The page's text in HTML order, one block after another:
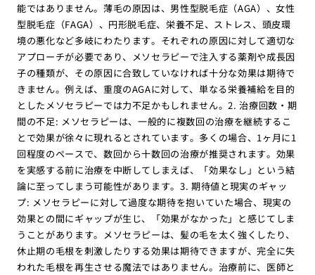
能ではありません。薄毛の原因は、男性型脱毛症（AGA）、女性
型脱毛症（FAGA）、円形脱毛症、栄養不足、ストレス、頭皮環
境の悪化など多岐にわたります。それぞれの原因に対して適切な
アプローチが必要であり、メソセラピーで注入する薬剤や成長因
子の種類が、その原因に合致していなければ十分な効果は期待で
きません。例えば、重度のAGAに対して、単なる栄養補給を目的
としたメソセラピーでは力不足かもしれません。2. 治療回数・期
間の不足: メソセラピーは、一般的に複数回の治療を継続するこ
とで効果が徐々に現れるとされています。多くの場合、1ヶ月に1
回程度のペースで、数回から十数回の治療が推奨されます。効果
を実感する前に治療を中断してしまえば、「効果なし」という結
論に至ってしまう可能性があります。3. 期待値と現実のギャッ
プ: メソセラピーに対して過度な期待を抱いていた場合、現実の
効果との間にギャップが生じ、「効果がなかった」と感じてしま
うことがあります。メソセラピーは、髪の毛を太く強くしたり、
休止期の毛根を刺激したりする効果は期待できますが、完全に失
われた毛根を再生させる魔法ではありません。治療前に、医師と